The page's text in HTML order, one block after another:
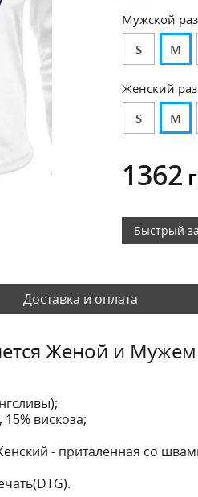
Мужской
S
M
Женский
S
M
1362
Быстрый
Доставка и оплата
Женой и
вискоза;
- приталенная со